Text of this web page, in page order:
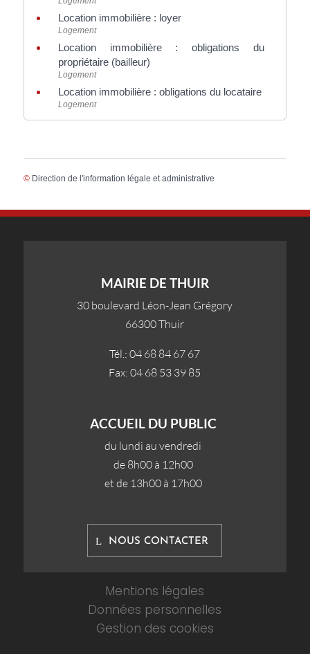
Location immobilière : loyer
Logement
Location immobilière : obligations du
propriétaire (bailleur)
Logement
Location immobilière : obligations du locataire
Logement
© Direction de l'information légale et administrative
MAIRIE DE THUIR
30 boulevard Léon-Jean Grégory
66300 Thuir
Tél.: 04 68 84 67 67
Fax: 04 68 53 39 85
ACCUEIL DU PUBLIC
du lundi au vendredi
de 8h00 à 12h00
et de 13h00 à 17h00
NOUS CONTACTER
Mentions légales
Données personnelles
Gestion des cookies